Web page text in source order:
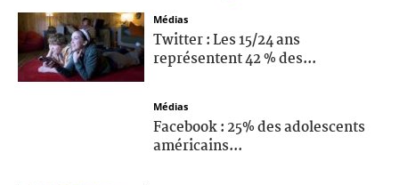
Médias
Twitter : Les 15/24 ans
représentent 42 % des...
Médias
Facebook : 25% des adolescents
américains...